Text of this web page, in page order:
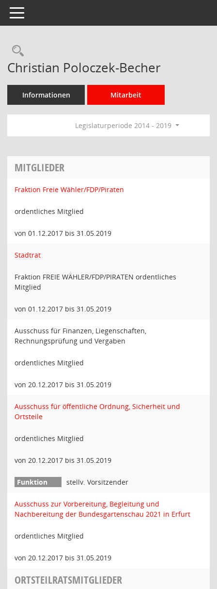
Toggle navigation
Rechercheauswahl
Christian Poloczek-Becher
Informationen Mitarbeit
Legislaturperiode 2014 - 2019
MITGLIEDER
Fraktion Freie Wähler/FDP/Piraten
ordentliches Mitglied
von 01.12.2017 bis 31.05.2019
Stadtrat
Fraktion FREIE WÄHLER/FDP/PIRATEN ordentliches
Mitglied
von 01.12.2017 bis 31.05.2019
Ausschuss für Finanzen, Liegenschaften,
Rechnungsprüfung und Vergaben
ordentliches Mitglied
von 20.12.2017 bis 31.05.2019
Ausschuss für öffentliche Ordnung, Sicherheit und
Ortsteile
ordentliches Mitglied
von 20.12.2017 bis 31.05.2019
stellv. Vorsitzender
Ausschuss zur Vorbereitung, Begleitung und
Nachbereitung der Bundesgartenschau 2021 in Erfurt
ordentliches Mitglied
von 20.12.2017 bis 31.05.2019
ORTSTEILRATSMITGLIEDER